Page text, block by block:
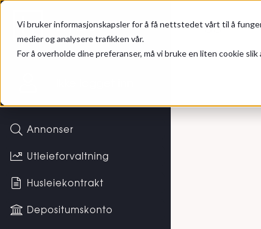
Vi bruker informasjonskapsler for å få nettstedet vårt til å
medier og analysere trafikken vår.
For å overholde dine preferanser, må vi bruke en liten cookie
Hybel
Annonser
Utleieforvaltning
Husleiekontrakt
Depositumskonto
Logg inn